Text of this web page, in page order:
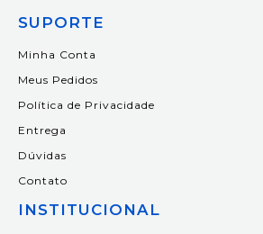
SUPORTE
Minha Conta
Meus Pedidos
Política de Privacidade
Entrega
Dúvidas
Contato
INSTITUCIONAL